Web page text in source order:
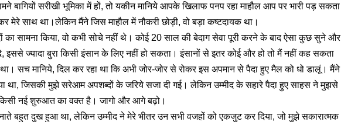
बागियों सरीखी भूमिका में हों, तो यकीन मानिये आपके खिलाफ पनप रहा माहौल आप पर भारी पड़ सकता
मेरे साथ था।लेकिन मैंने जिस माहौल में नौकरी छोड़ी, वो बड़ा कष्टदायक था।
का सामना किया, वो कभी सोचे नहीं थे। कोई 20 साल की बेदाग सेवा पूरी करने के बाद ऐसा कुछ सुने और
इससे ज्यादा बुरा किसी इंसान के लिए नहीं हो सकता। इंसानों से इतर कोई और हो तो मैं नहीं कह सकता
सच मानिये, दिल कर रहा था कि अभी जोर-जोर से रोकर इस अपमान से पैदा हुए मैल को धो डालूं। मैंने
था, जिसकी मुझे सरेआम अपशब्दों के जरिये सजा दी गई। लेकिन उम्मीद के सहारे पैदा हुए साहस ने मुझसे
किसी नई शुरुआत का वक्त है। जागो और आगे बढ़ो।
बहुत दुख हुआ था, लेकिन उम्मीद ने मेरे भीतर उन सभी वजहों को एकजुट कर दिया, जो मुझे सकारात्मक